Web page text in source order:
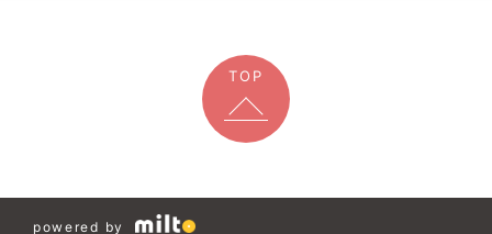
TOP
powered by